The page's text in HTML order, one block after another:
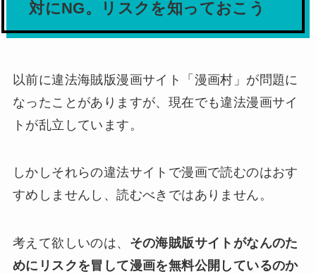
対にNG。リスクを知っておこう
以前に違法海賊版漫画サイト「漫画村」が問題に
なったことがありますが、現在でも違法漫画サイ
トが乱立しています。
しかしそれらの違法サイトで漫画で読むのはおす
すめしませんし、読むべきではありません。
考えて欲しいのは、 その海賊版サイトがなんのた
めにリスクを冒して漫画を無料公開しているのか